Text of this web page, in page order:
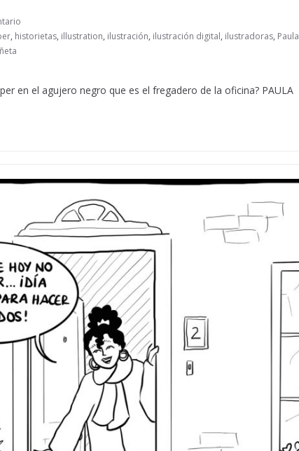
, historietas, illustration, ilustración, ilustración digital, ilustradoras, Paula
en el agujero negro que es el fregadero de la oficina? PAULA